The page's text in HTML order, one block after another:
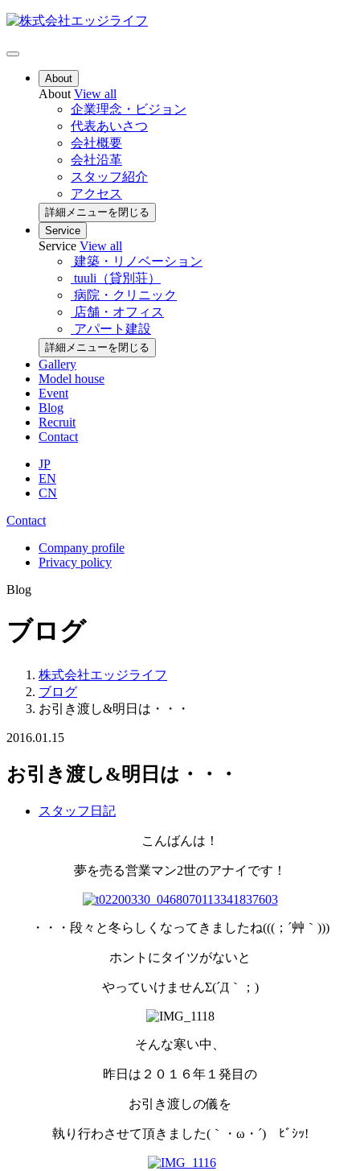
About
About View all
企業理念・ビジョン
代表あいさつ
会社概要
会社沿革
スタッフ紹介
アクセス
詳細メニューを閉じる
Service
Service View all
建築・リノベーション
tuuli（貸別荘）
病院・クリニック
店舗・オフィス
アパート建設
詳細メニューを閉じる
Gallery
Model house
Event
Blog
Recruit
Contact
JP
EN
CN
Contact
Company profile
Privacy policy
Blog
ブログ
株式会社エッジライフ
ブログ
お引き渡し&明日は・・・
2016.01.15
お引き渡し&明日は・・・
スタッフ日記
こんばんは！
夢を売る営業マン2世のアナイです！
・・・段々と冬らしくなってきましたね(((；´艸｀)))
ホントにタイツがないと
やっていけませんΣ(´Д｀；)
そんな寒い中、
昨日は２０１６年１発目の
お引き渡しの儀を
執り行わさせて頂きました(｀・ω・´)ゝﾋﾞｼｯ!